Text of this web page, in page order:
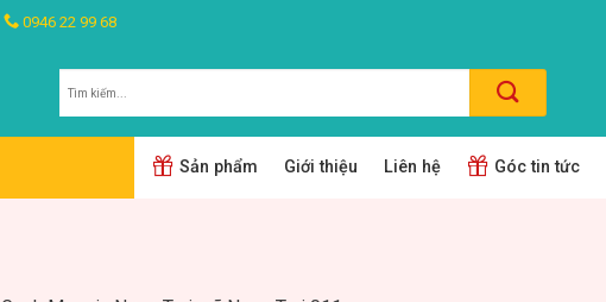
0946 22 99 68
Sản phẩm Giới thiệu Liên hệ Góc tin tức